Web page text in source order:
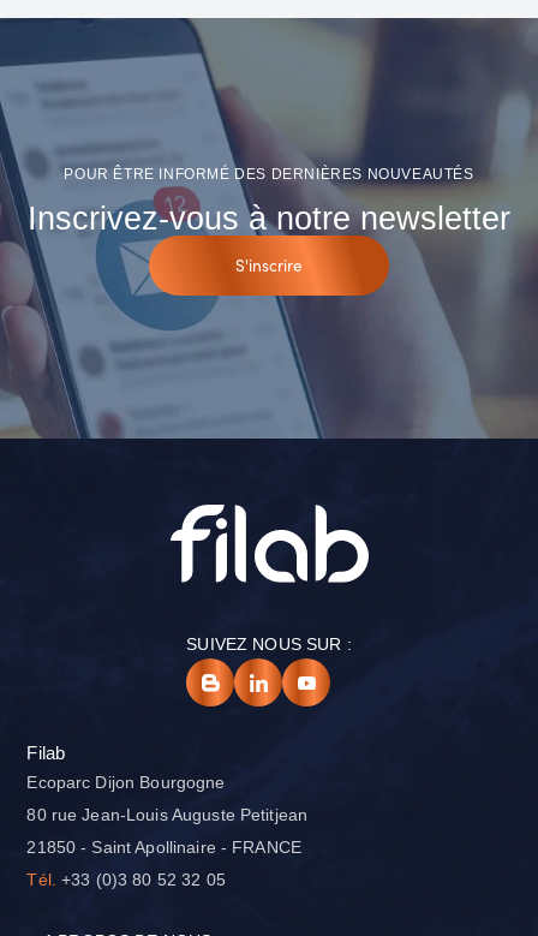
POUR ÊTRE INFORMÉ DES DERNIÈRES NOUVEAUTÉS
Inscrivez-vous à notre newsletter
S'inscrire
SUIVEZ NOUS SUR :
Filab
Ecoparc Dijon Bourgogne
80 rue Jean-Louis Auguste Petitjean
21850 - Saint Apollinaire - FRANCE
Tél.
+33 (0)3 80 52 32 05